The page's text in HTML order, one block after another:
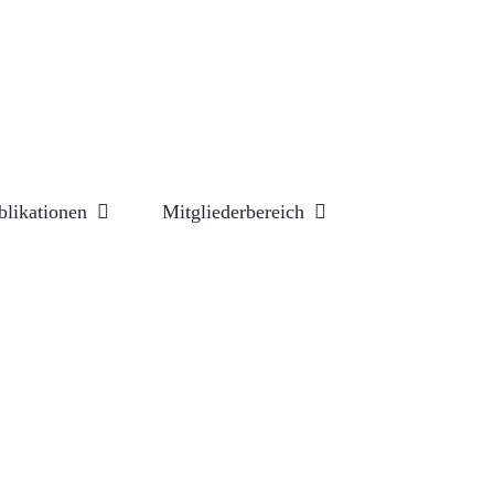
Mitgliederbereich